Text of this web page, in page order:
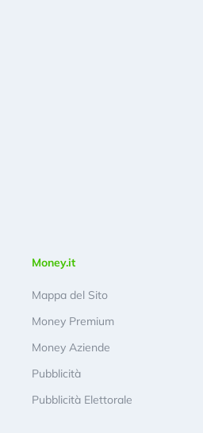
Money.it
Mappa del Sito
Money Premium
Money Aziende
Pubblicità
Pubblicità Elettorale